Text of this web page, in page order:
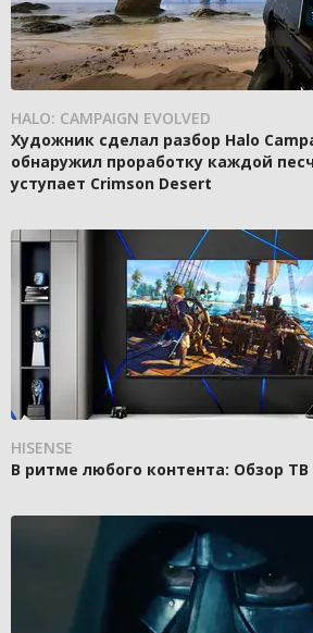
HALO: CAMPAIGN EVOLVED
Художник сделал разбор Halo
обнаружил проработку каждой
уступает Crimson Desert
HISENSE
В ритме любого контента: Обзор ТВ